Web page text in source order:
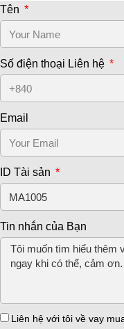
Tên
Số điện thoại Liên hệ
Email
ID Tài sản
Tin nhắn của Bạn
Liên hệ với tôi về vay